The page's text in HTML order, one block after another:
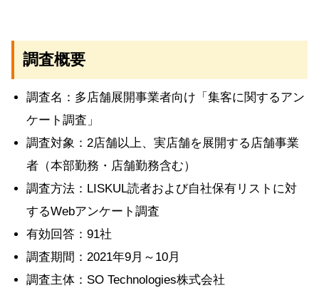
調査概要
調査名：多店舗展開事業者向け「集客に関するアン
ケート調査」
調査対象：2店舗以上、実店舗を展開する店舗事業
者（本部勤務・店舗勤務含む）
調査方法：LISKUL読者および自社保有リストに対
するWebアンケート調査
有効回答：91社
調査期間：2021年9月～10月
調査主体：SO Technologies株式会社